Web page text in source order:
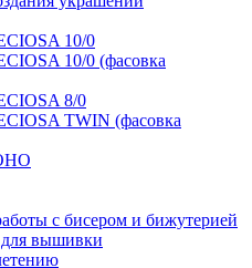
10/0
10/0 (фасовка
8/0
TWIN (фасовка
с бисером и бижутерией
для вышивки